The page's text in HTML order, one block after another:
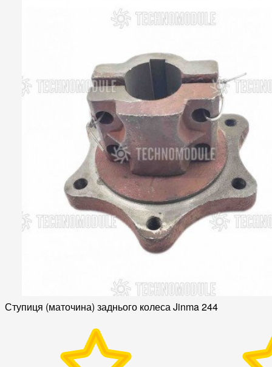
Ступиця (маточина) заднього колеса Jinma 244